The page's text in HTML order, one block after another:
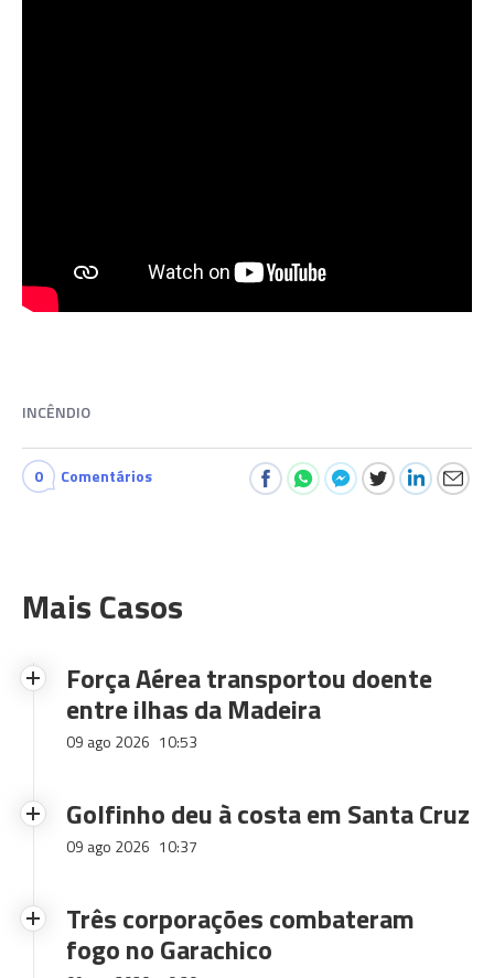
INCÊNDIO
0 Comentários
Mais Casos
Força Aérea transportou doente
entre ilhas da Madeira
09 ago 2026 10:53
Golfinho deu à costa em Santa Cruz
09 ago 2026 10:37
Três corporações combateram
fogo no Garachico